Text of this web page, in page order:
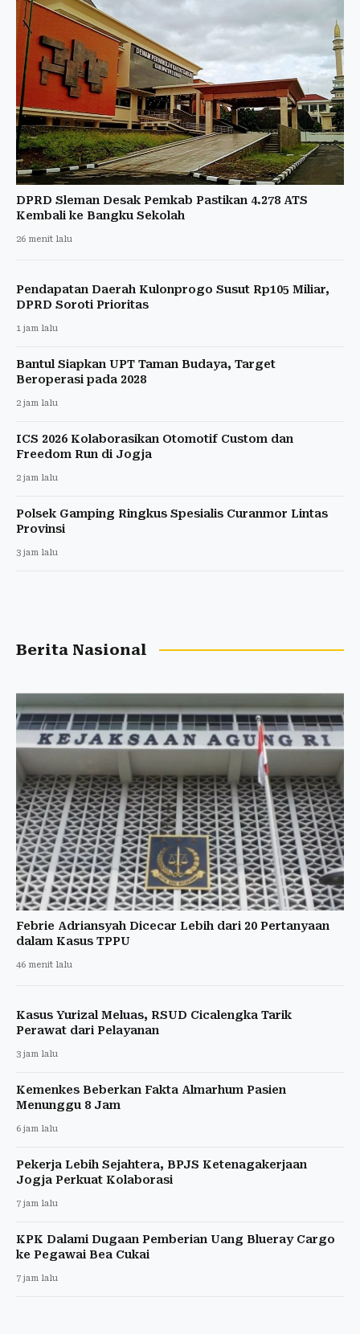
DPRD Sleman Desak Pemkab Pastikan 4.278 ATS
Kembali ke Bangku Sekolah
26 menit lalu
Pendapatan Daerah Kulonprogo Susut Rp105 Miliar,
DPRD Soroti Prioritas
1 jam lalu
Bantul Siapkan UPT Taman Budaya, Target
Beroperasi pada 2028
2 jam lalu
ICS 2026 Kolaborasikan Otomotif Custom dan
Freedom Run di Jogja
2 jam lalu
Polsek Gamping Ringkus Spesialis Curanmor Lintas
Provinsi
3 jam lalu
Berita Nasional
Febrie Adriansyah Dicecar Lebih dari 20 Pertanyaan
dalam Kasus TPPU
46 menit lalu
Kasus Yurizal Meluas, RSUD Cicalengka Tarik
Perawat dari Pelayanan
3 jam lalu
Kemenkes Beberkan Fakta Almarhum Pasien
Menunggu 8 Jam
6 jam lalu
Pekerja Lebih Sejahtera, BPJS Ketenagakerjaan
Jogja Perkuat Kolaborasi
7 jam lalu
KPK Dalami Dugaan Pemberian Uang Blueray Cargo
ke Pegawai Bea Cukai
7 jam lalu